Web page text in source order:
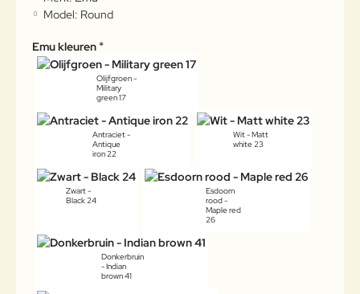
Model: Round
Emu kleuren
Olijfgroen -
Military
green 17
Antraciet -
Antique
iron 22
Wit - Matt
white 23
Zwart -
Black 24
Esdoorn
rood -
Maple red
26
Donkerbruin
- Indian
brown 41